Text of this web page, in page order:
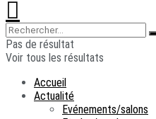
Pas de résultat
Voir tous les résultats
Accueil
Actualité
Evénements/salons